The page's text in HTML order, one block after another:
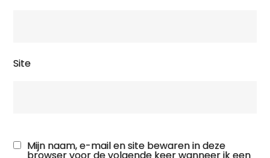
Site
Mijn naam, e-mail en site bewaren in deze